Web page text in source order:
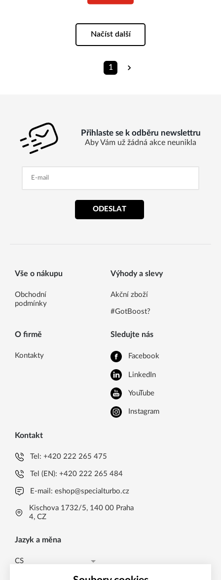
Načíst další
1
Přihlaste se k odběru newslettru
Aby Vám už žádná akce neunikla
ODESLAT
Vše o nákupu
Obchodní
podmínky
Výhody a slevy
Akční zboží
#GotBoost?
O firmě
Kontakty
Sledujte nás
Facebook
LinkedIn
YouTube
Instagram
Kontakt
Tel:+420 222 265 475
Tel (EN):+420 222 265 484
E-mail:eshop@specialturbo.cz
Kischova 1732/5, 140 00 Praha
4, CZ
Jazyk a měna
CS
Česká koruna CZK (Kč)